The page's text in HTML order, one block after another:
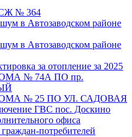
№ 364
в Автозаводском районе
в Автозаводском районе
за отопление за 2025
№ 74А ПО пр.
№ 25 ПО УЛ. САДОВАЯ
ГВС пос. Доскино
офиса
потребителей